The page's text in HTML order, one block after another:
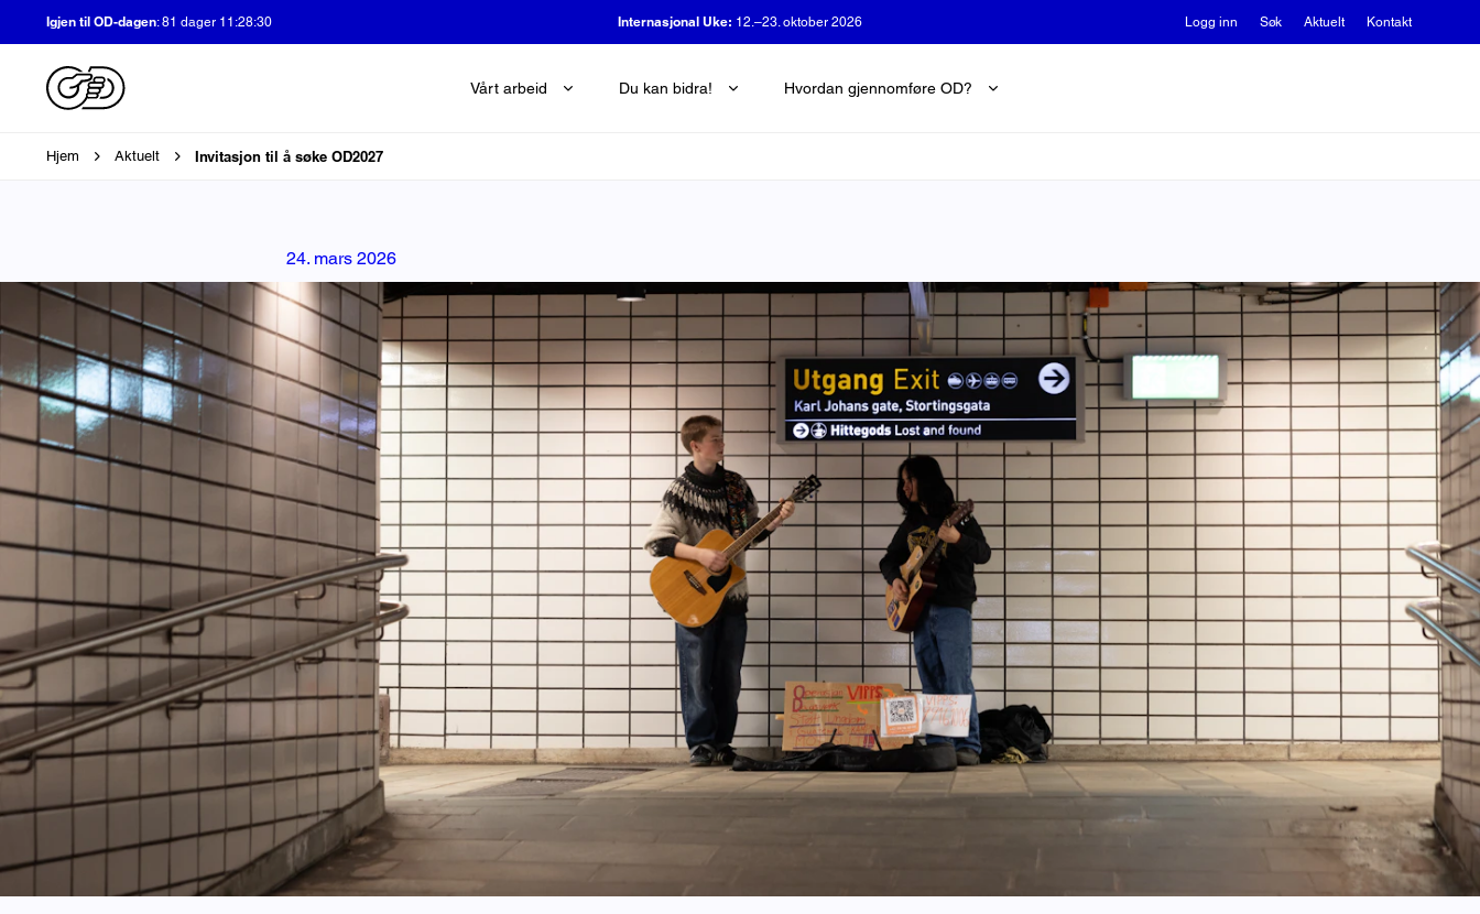
Igjen til OD-dagen:81 dager 11:28:28 OD-dagen:29. oktober 2026 Logg inn Søk Aktuelt Kontakt
Vårt arbeid Du kan bidra! Hvordan gjennomføre OD?
Hjem Aktuelt Invitasjon til å søke OD2027
24. mars 2026